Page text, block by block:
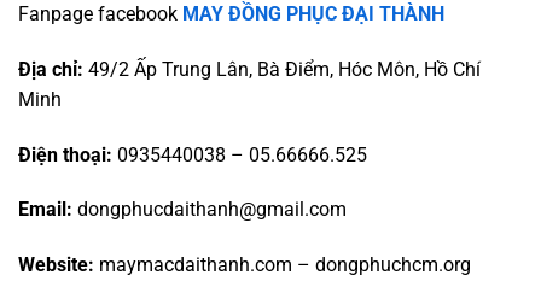
Fanpage facebook MAY ĐỒNG PHỤC ĐẠI THÀNH
Địa chỉ: 49/2 Ấp Trung Lân, Bà Điểm, Hóc Môn, Hồ Chí
Minh
Điện thoại: 0935440038 – 05.66666.525
Email: dongphucdaithanh@gmail.com
Website: maymacdaithanh.com – dongphuchcm.org